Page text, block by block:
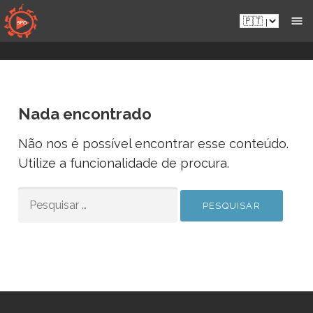
Aceder
diretamente
ao
conteúdo
Pt.sportsmansparadiseonline.com
Nada encontrado
Não nos é possível encontrar esse conteúdo.
Utilize a funcionalidade de procura.
POR: